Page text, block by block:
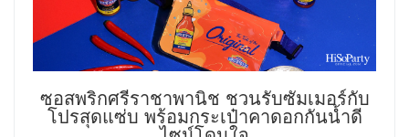
ซอสพริกศรีราชาพานิช ชวนรับซัมเมอร์กับ
โปรสุดแซ่บ พร้อมกระเป๋าคาดอกกันน้ำดี